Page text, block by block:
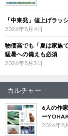
「中東発」値上げラ
2026年8月4日
物価高でも「夏は家族
猛暑への備えも必須
2026年8月3日
カルチャー
6人の作
ー
2026年8